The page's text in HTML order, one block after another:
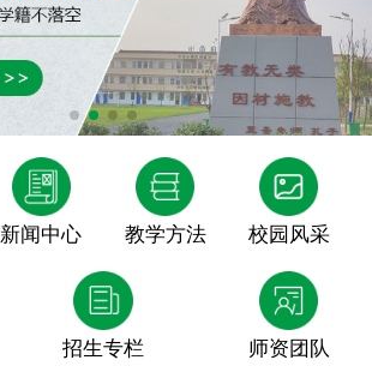
新闻中心 教学方法 校园风采
招生专栏 师资团队